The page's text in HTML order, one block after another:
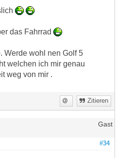
das Fahrrad
Werde wohl nen Golf 5
welchen ich mir genau
weg von mir .
Zitieren
Gast
#34